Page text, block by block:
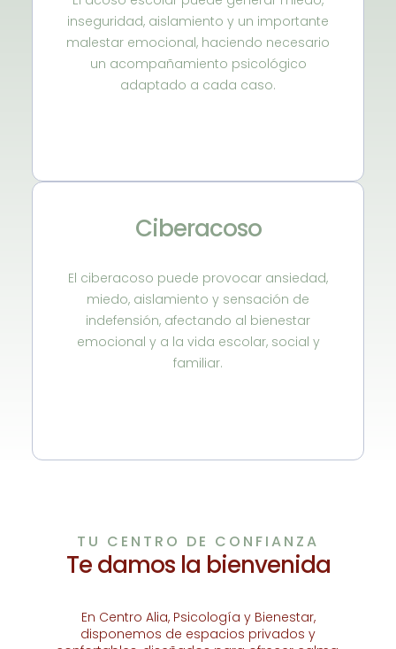
inseguridad, aislamiento y un importante
malestar emocional, haciendo necesario
un acompañamiento psicológico
adaptado a cada caso.
Ciberacoso
El ciberacoso puede provocar ansiedad,
miedo, aislamiento y sensación de
indefensión, afectando al bienestar
emocional y a la vida escolar, social y
familiar.
TU CENTRO DE CONFIANZA
Te damos la bienvenida
En Centro Alia, Psicología y Bienestar,
disponemos de espacios privados y